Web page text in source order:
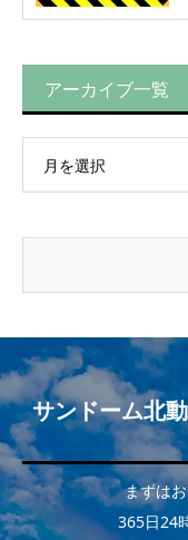
アーカイブ一覧
月を選択
サンドーム北
まずは
365日24